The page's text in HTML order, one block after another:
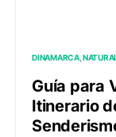
DINAMARCA
Guía para
Itinerario